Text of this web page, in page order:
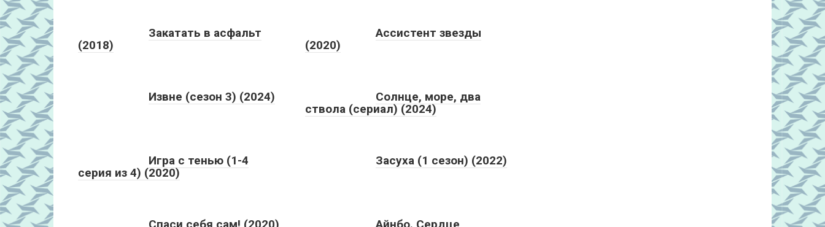
Закатать в асфальт
(2018)
Ассистент звезды
(2020)
Извне (сезон 3) (2024)
Солнце, море, два
ствола (сериал) (2024)
Игра с тенью (1-4
серия из 4) (2020)
Засуха (1 сезон) (2022)
Спаси себя сам! (2020) Айнбо. Сердце